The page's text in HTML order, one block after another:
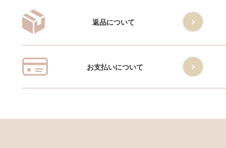
返品について
お支払いについて